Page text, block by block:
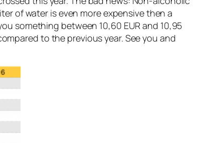
of water is even more expensive then a
something between 10,60 EUR and 10,95
to the previous year. See you and